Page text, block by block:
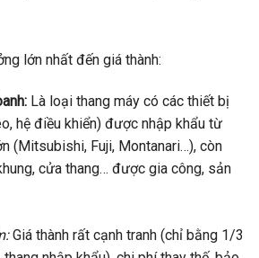
lớn nhất đến giá thành:
Là loại thang máy có các thiết bị
hệ điều khiển) được nhập khẩu từ
(Mitsubishi, Fuji, Montanari…), còn
cửa thang… được gia công, sản
Giá thành rất cạnh tranh (chỉ bằng 1/3